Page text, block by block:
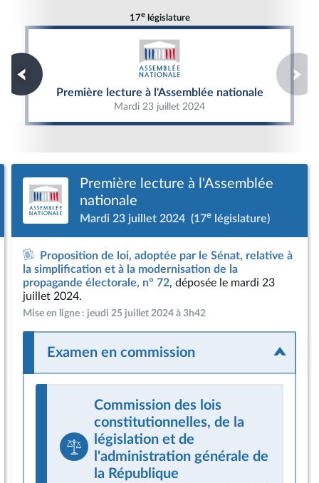
17elégislature
Première lecture à l'Assemblée nationale
Mardi 23 juillet 2024
Première lecture à l'Assemblée nationale
Première lecture à l'Assemblée
nationale
Mardi 23 juillet 2024 (17e législature)
Proposition de loi, adoptée par le Sénat, relative à
la simplification et à la modernisation de la
propagande électorale, n° 72, déposée le mardi 23
juillet 2024.
Mise en ligne : jeudi 25 juillet 2024 à 3h42
Examen en commission
Commission des lois
constitutionnelles, de la
législation et de
l'administration générale de
la République